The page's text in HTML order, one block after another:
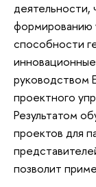
деятельности,
формированию
способности
руководством
проектного
Результатом
проектов для
позволит